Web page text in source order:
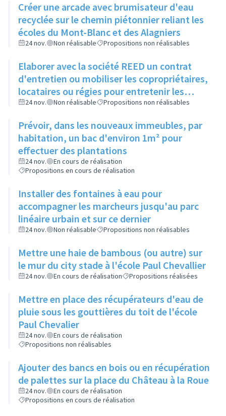
Créer une arcade avec brumisateur d'eau
recyclée sur le chemin piétonnier reliant les
écoles du Mont-Blanc et des Alagniers
24 nov. Non réalisable Propositions non réalisables
Elaborer avec la société REED un contrat
d'entretien ou mobiliser les copropriétaires,
locataires ou régies pour entretenir les
espaces verts entre bâtiments
24 nov. Non réalisable Propositions non réalisables
Prévoir, dans les nouveaux immeubles, par
habitation, un bac d'environ 1m² pour
effectuer des plantations
24 nov.
En cours de réalisation
Propositions en cours de réalisation
Installer des fontaines à eau pour
accompagner les marcheurs jusqu'au parc
linéaire urbain et sur ce dernier
24 nov. Non réalisable Propositions non réalisables
Mettre une haie de bambous (ou autre) sur
le mur du city stade à l'école Paul Chevallier
24 nov. En cours de réalisation Propositions réalisées
Mettre en place des récupérateurs d'eau de
pluie sous les gouttières du toit de l'école
Paul Chevalier
24 nov.
En cours de réalisation
Propositions non réalisables
Ajouter des bancs en bois ou en récupération
de palettes sur la place du Château à la Roue
24 nov.
En cours de réalisation
Propositions en cours de réalisation